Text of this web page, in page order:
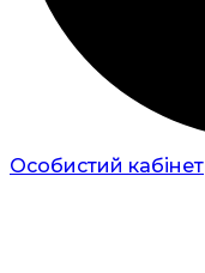
Особистий кабінет